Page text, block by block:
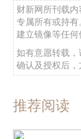
财新网所刊载
专属所有或持
建立镜像等任何
如有意愿转载
确认及授权后，
推荐阅读